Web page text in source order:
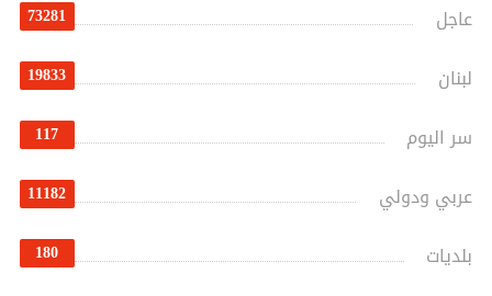
عاجل 73281
لبنان 19833
سر اليوم 117
عربي ودولي 11182
بلديات 180